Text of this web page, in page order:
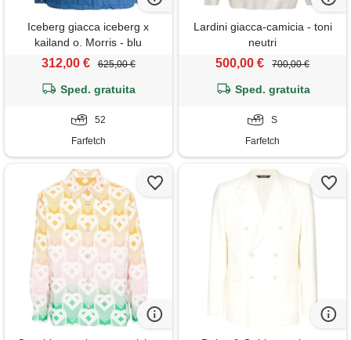
Iceberg giacca iceberg x
kailand o. Morris - blu
312,00 € 625,00 €
Sped. gratuita
52
Farfetch
Lardini giacca-camicia - toni
neutri
500,00 € 700,00 €
Sped. gratuita
S
Farfetch